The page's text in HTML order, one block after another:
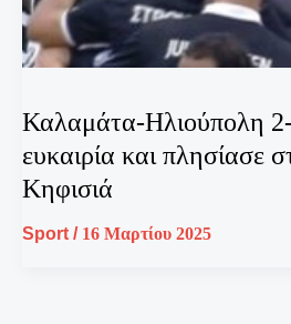
Καλαμάτα-Ηλιούπολη
ευκαιρία και πλησίασε
Κηφισιά
Sport / 16 Μαρτίου 2025